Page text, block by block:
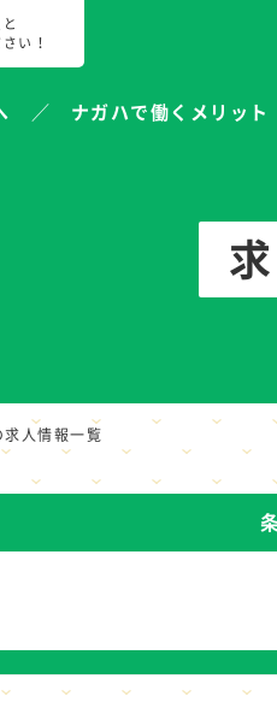
い！
ナガハで働くメリット
人情報一覧